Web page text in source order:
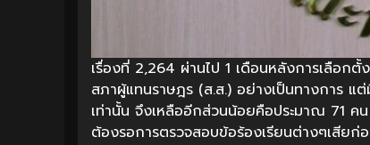
เรื่องที่ 2,264 ผ่านไป 1 เดือนหลังการเลือก
สภาผู้แทนราษฎร (ส.ส.) อย่างเป็นทางการ แ
เท่านั้น จึงเหลืออีกส่วนน้อยคือประมาณ 71 ค
ต้องรอการตรวจสอบข้อร้องเรียนต่างๆเสียก่